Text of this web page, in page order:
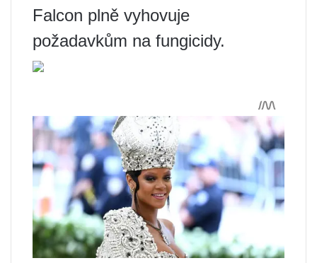
Falcon plně vyhovuje
požadavkům na fungicidy.